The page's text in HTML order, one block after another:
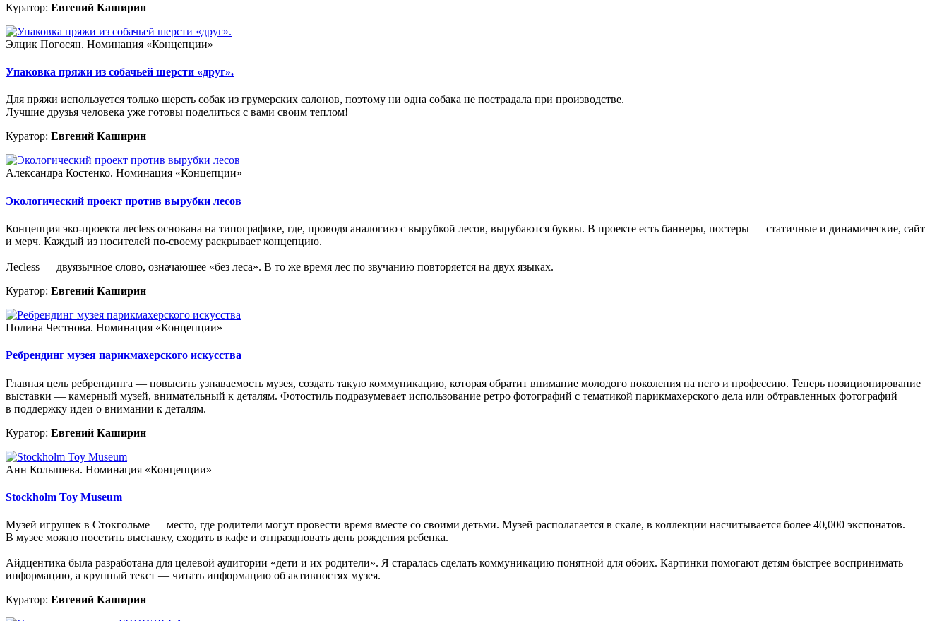
Куратор: Евгений Каширин
Элцик Погосян. Номинация «Концепции»
Упаковка пряжи из собачьей шерсти «друг».
Для пряжи используется только шерсть собак из грумерских салонов, поэтому ни одна собака не пострадала при производстве.
Лучшие друзья человека уже готовы поделиться с вами своим теплом!
Куратор: Евгений Каширин
Александра Костенко. Номинация «Концепции»
Экологический проект против вырубки лесов
Концепция эко-проекта лесless основана на типографике, где, проводя аналогию с вырубкой лесов, вырубаются буквы. В проекте есть баннеры, постеры — статичные и динамические, сайт
и мерч. Каждый из носителей по-своему раскрывает концепцию.
Лесless — двуязычное слово, означающее «без леса». В то же время лес по звучанию повторяется на двух языках.
Куратор: Евгений Каширин
Полина Честнова. Номинация «Концепции»
Ребрендинг музея парикмахерского искусства
Главная цель ребрендинга — повысить узнаваемость музея, создать такую коммуникацию, которая обратит внимание молодого поколения на него и профессию. Теперь позиционирование
выставки — камерный музей, внимательный к деталям. Фотостиль подразумевает использование ретро фотографий с тематикой парикмахерского дела или обтравленных фотографий
в поддержку идеи о внимании к деталям.
Куратор: Евгений Каширин
Анн Колышева. Номинация «Концепции»
Stockholm Toy Museum
Музей игрушек в Стокгольме — место, где родители могут провести время вместе со своими детьми. Музей располагается в скале, в коллекции насчитывается более 40,000 экспонатов.
В музее можно посетить выставку, сходить в кафе и отпраздновать день рождения ребенка.
Айдцентика была разработана для целевой аудитории «дети и их родители». Я старалась сделать коммуникацию понятной для обоих. Картинки помогают детям быстрее воспринимать
информацию, а крупный текст — читать информацию об активностях музея.
Куратор: Евгений Каширин